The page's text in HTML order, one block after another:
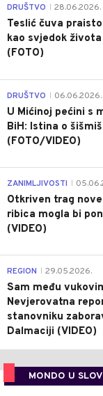
DRUŠTVO 28.06.2026.
Teslić čuva
kao svjedok
(FOTO)
DRUŠTVO 06.06.2026.
U Mićinoj pećini s
BiH: Istina o
(FOTO/VIDEO)
ZANIMLJIVOSTI
Otkriven trag
ribica mogla bi
(VIDEO)
REGION 29.05.2026.
Sam među
Nevjerovatna
stanovniku
Dalmaciji (VIDEO)
MONDO U